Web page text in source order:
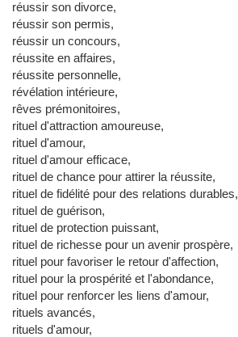
réussir son divorce,
réussir son permis,
réussir un concours,
réussite en affaires,
réussite personnelle,
révélation intérieure,
rêves prémonitoires,
rituel d'attraction amoureuse,
rituel d'amour,
rituel d'amour efficace,
rituel de chance pour attirer la réussite,
rituel de fidélité pour des relations durables,
rituel de guérison,
rituel de protection puissant,
rituel de richesse pour un avenir prospère,
rituel pour favoriser le retour d'affection,
rituel pour la prospérité et l'abondance,
rituel pour renforcer les liens d'amour,
rituels avancés,
rituels d'amour,